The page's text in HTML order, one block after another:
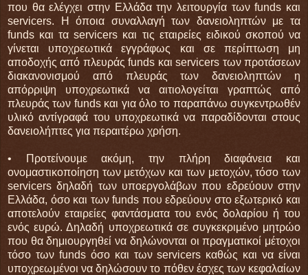
που θα ελέγχει στην Ελλάδα την λειτουργία των funds και
servicers. Η όποια συναλλαγή των δανειοληπτών με τα
funds και τα servicers και τις εταιρείες ειδικού σκοπού να
γίνεται υποχρεωτικά εγγράφως και σε περίπτωση μη
αποδοχής από πλευράς funds και servicers των προτάσεων
διακανονισμού από πλευράς των δανειοληπτών η
απόρριψη υποχρεωτικά να αιτιολογείται γραπτώς από
πλευράς των funds και για όλο το παραπάνω συγκεντρωθέν
υλικό αντίγραφά του υποχρεωτικά να παραδίδονται στους
δανειολήπτες για περαιτέρω χρήση.
• Προτείνουμε ακόμη, την πλήρη διαφάνεια και
ονομαστικοποίηση των μετόχων και των μετοχών, τόσο των
servicers δηλαδή των υποεργολάβων που εδρεύουν στην
Ελλάδα, όσο και των funds που εδρεύουν στο εξωτερικό και
αποτελούν εταιρείες φαντάσματα του ενός δολαρίου ή του
ενός ευρώ. Δηλαδή υποχρεωτικά σε συγκεκριμένο μητρώο
που θα δημιουργηθεί να δηλώνονται οι πραγματικοί μέτοχοι
τόσο των funds όσο και των servicers καθώς και να είναι
υποχρεωμένοι να δηλώσουν το πόθεν έσχες των κεφαλαίων